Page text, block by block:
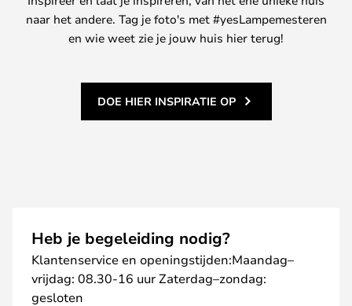
naar het andere. Tag je foto's met #yesLampemesteren
en wie weet zie je jouw huis hier terug!
DOE HIER INSPIRATIE OP
Heb je begeleiding nodig?
Klantenservice en openingstijden:Maandag–
vrijdag: 08.30-16 uur Zaterdag–zondag:
gesloten